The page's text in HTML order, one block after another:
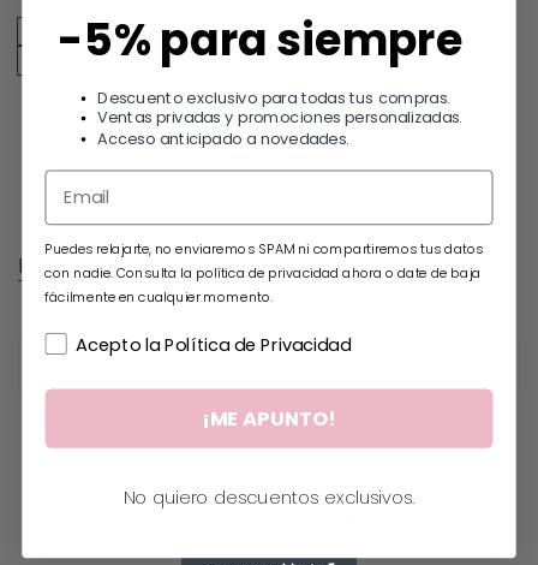
Añadir al carrito
Información adicional
Productos relacionados
-5% para siempre
Descuento exclusivo para todas tus compras.
Ventas privadas y promociones personalizadas.
Acceso anticipado a novedades.
Puedes relajarte, no enviaremos SPAM ni compartiremos tus datos
con nadie. Consulta la política de privacidad ahora o date de baja
fácilmente en cualquier momento.
Acepto la Política de Privacidad
¡ME APUNTO!
No quiero descuentos exclusivos.